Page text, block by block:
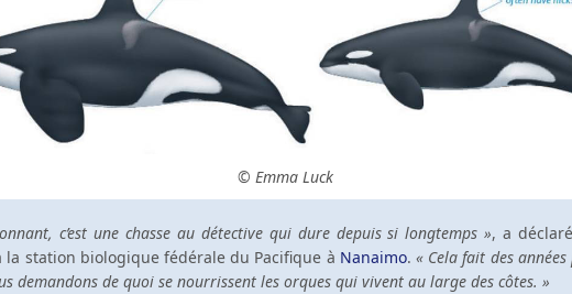
© Emma Luck
c’est une chasse au détective qui dure depuis si longtemps », a
la station biologique fédérale du Pacifique à Nanaimo. « Cela fait des
demandons de quoi se nourrissent les orques qui vivent au large des côtes. »